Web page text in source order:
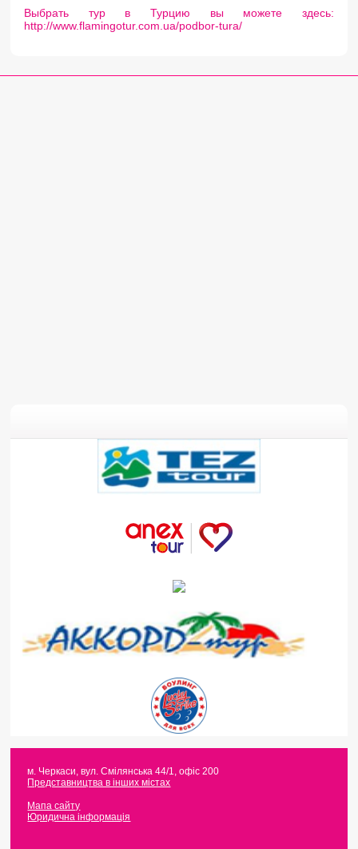
Выбрать тур в Турцию вы можете здесь:
http://www.flamingotur.com.ua/podbor-tura/
м. Черкаси ,вул. Смілянська 44/1, офіс 200
Представництва в інших містах
Мапа сайту
Юридична інформація